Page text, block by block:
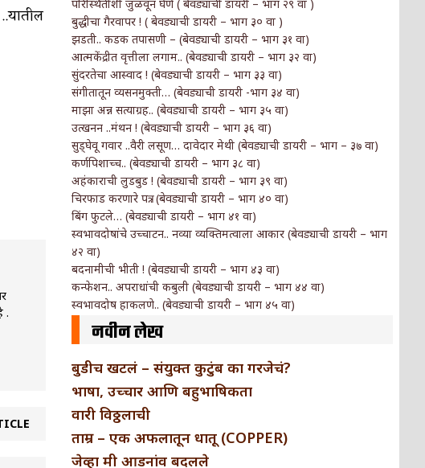
.
परिस्थितीशी जुळवून घेणे ( बेवड्याची डायरी – भाग २९ वा )
बुद्धीचा गैरवापर ! ( बेवड्याची डायरी – भाग ३० वा )
झडती.. कडक तपासणी – (बेवड्याची डायरी – भाग ३१ वा)
आत्मकेंद्रीत वृत्तीला लगाम.. (बेवड्याची डायरी – भाग ३२ वा)
सुंदरतेचा आस्वाद ! (बेवड्याची डायरी – भाग ३३ वा)
संगीतातून व्यसनमुक्ती… (बेवड्याची डायरी -भाग ३४ वा)
माझा अन्न सत्याग्रह.. (बेवड्याची डायरी – भाग ३५ वा)
उत्खनन ..मंथन ! (बेवड्याची डायरी – भाग ३६ वा)
सुड्घेवू गवार ..वैरी लसूण… दावेदार मेथी (बेवड्याची डायरी – भाग – ३७ वा)
कर्णपिशाच्च.. (बेवड्याची डायरी – भाग ३८ वा)
अहंकाराची लुडबुड ! (बेवड्याची डायरी – भाग ३९ वा)
चिरफाड करणारे पत्र.. (बेवड्याची डायरी – भाग ४० वा)
बिंग फुटले… (बेवड्याची डायरी – भाग ४१ वा)
स्वभावदोषांचे उच्चाटन.. नव्या व्यक्तिमत्वाला आकार (बेवड्याची डायरी – भाग
४२ वा)
बदनामीची भीती ! (बेवड्याची डायरी – भाग ४३ वा)
कन्फेशन.. अपराधांची कबुली (बेवड्याची डायरी – भाग ४४ वा)
स्वभावदोष हाकलणे.. (बेवड्याची डायरी – भाग ४५ वा)
नवीन लेख
बुडीच खटलं – संयुक्त कुटुंब का गरजेचं?
भाषा, उच्चार आणि बहुभाषिकता
वारी विठ्ठलाची
ताम्र – एक अफलातून धातू (COPPER)
जेव्हा मी आडनांव बदलले